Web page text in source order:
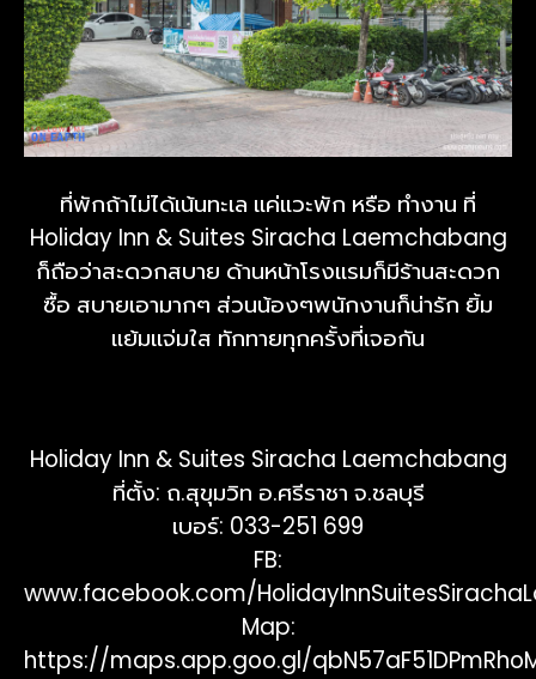
ที่พักถ้าไม่ได้เน้นทะเล แค่แวะพัก หรือ ทำงาน ที่
Holiday Inn & Suites Siracha Laemchabang
ก็ถือว่าสะดวกสบาย ด้านหน้าโรงแรมก็มีร้านสะดวก
ซื้อ สบายเอามากๆ ส่วนน้องๆพนักงานก็น่ารัก ยิ้ม
แย้มแจ่มใส ทักทายทุกครั้งที่เจอกัน
Holiday Inn & Suites Siracha Laemchabang
ที่ตั้ง: ถ.สุขุมวิท อ.ศรีราชา จ.ชลบุรี
เบอร์: 033-251 699
FB:
www.facebook.com/
Map:
https://maps.app.goo.gl/